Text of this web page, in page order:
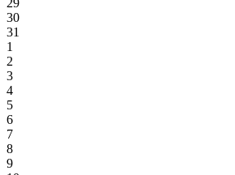
29
30
31
1
2
3
4
5
6
7
8
9